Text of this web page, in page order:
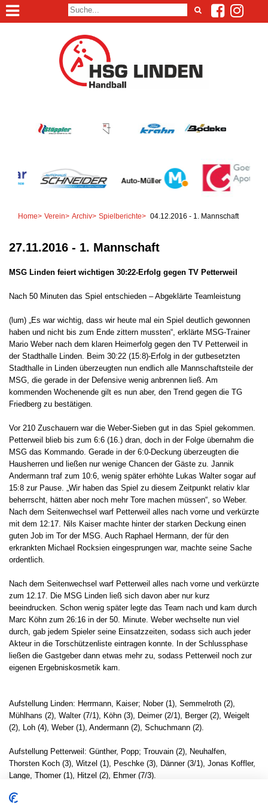
Home> Verein> Archiv> Spielberichte> 04.12.2016 - 1. Mannschaft
27.11.2016 - 1. Mannschaft
MSG Linden feiert wichtigen 30:22-Erfolg gegen TV Petterweil
Nach 50 Minuten das Spiel entschieden – Abgeklärte Teamleistung
(lum) „Es war wichtig, dass wir heute mal ein Spiel deutlich gewonnen
haben und nicht bis zum Ende zittern mussten“, erklärte MSG-Trainer
Mario Weber nach dem klaren Heimerfolg gegen den TV Petterweil in
der Stadthalle Linden. Beim 30:22 (15:8)-Erfolg in der gutbesetzten
Stadthalle in Linden überzeugten nun endlich alle Mannschaftsteile der
MSG, die gerade in der Defensive wenig anbrennen ließ. Am
kommenden Wochenende gilt es nun aber, den Trend gegen die TG
Friedberg zu bestätigen.
Vor 210 Zuschauern war die Weber-Sieben gut in das Spiel gekommen.
Petterweil blieb bis zum 6:6 (16.) dran, doch in der Folge übernahm die
MSG das Kommando. Gerade in der 6:0-Deckung überzeugten die
Hausherren und ließen nur wenige Chancen der Gäste zu. Jannik
Andermann traf zum 10:6, wenig später erhöhte Lukas Walter sogar auf
15:8 zur Pause. „Wir haben das Spiel zu diesem Zeitpunkt relativ klar
beherrscht, hätten aber noch mehr Tore machen müssen“, so Weber.
Nach dem Seitenwechsel warf Petterweil alles nach vorne und verkürzte
mit dem 12:17. Nils Kaiser machte hinter der starken Deckung einen
guten Job im Tor der MSG. Auch Raphael Hermann, der für den
erkrankten Michael Rocksien eingesprungen war, machte seine Sache
ordentlich.
Nach dem Seitenwechsel warf Petterweil alles nach vorne und verkürzte
zum 12.17. Die MSG Linden ließ sich davon aber nur kurz
beeindrucken. Schon wenig später legte das Team nach und kam durch
Marc Köhn zum 26:16 in der 50. Minute. Weber wechselte nun viel
durch, gab jedem Spieler seine Einsatzzeiten, sodass sich auch jeder
Akteur in die Torschützenliste eintragen konnte. In der Schlussphase
ließen die Gastgeber dann etwas mehr zu, sodass Petterweil noch zur
eigenen Ergebniskosmetik kam.
Aufstellung Linden: Herrmann, Kaiser; Nober (1), Semmelroth (2),
Mühlhans (2), Walter (7/1), Köhn (3), Deimer (2/1), Berger (2), Weigelt
(2), Loh (4), Weber (1), Andermann (2), Schuchmann (2).
Aufstellung Petterweil: Günther, Popp; Trouvain (2), Neuhalfen,
Thorsten Koch (3), Witzel (1), Peschke (3), Dänner (3/1), Jonas Koffler,
Lange, Thomer (1), Hitzel (2), Ehmer (7/3).
Zeitstrafen: 8:4 Min. – Siebenmeter: 5/2:6/4. – Zuschauer: 210. –